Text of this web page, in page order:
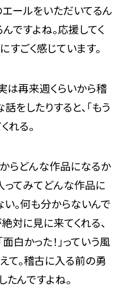
エールをいただいてるん
ですよね。応援してく
ごく感じています。
は再来週くらいから稽
をしたりすると、「もう
れる。
らどんな作品になるか
ってみてどんな作品に
。何も分からないんで
対に見に来てくれる、
白かった！」っていう風
て。稽古に入る前の勇
たんですよね。